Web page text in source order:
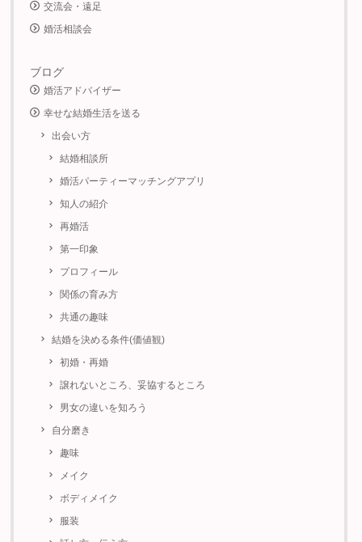
交流会・遠足
婚活相談会
ブログ
婚活アドバイザー
幸せな結婚生活を送る
出会い方
結婚相談所
婚活パーティーマッチングアプリ
知人の紹介
再婚活
第一印象
プロフィール
関係の育み方
共通の趣味
結婚を決める条件(価値観)
初婚・再婚
譲れないところ、妥協するところ
男女の違いを知ろう
自分磨き
趣味
メイク
ボディメイク
服装